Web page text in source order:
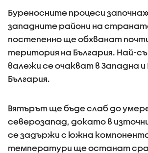
Буреносните процеси
западните райони на
постепенно ще обхванат
територия на България. Най-
валежи се очакват в Западна
България.
Вятърът ще бъде слаб до
северозапад, докато в
се задържи с южна
температури ще останат